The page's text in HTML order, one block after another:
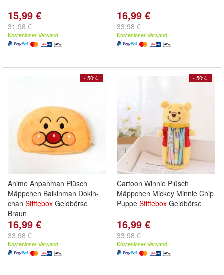
15,99 €
31,98 €
Kostenloser Versand
16,99 €
33,98 €
Kostenloser Versand
- 50%
Anime Anpanman Plüsch
Mäppchen Baikinman Dokin-
chan Stiftebox Geldbörse
Braun
16,99 €
33,98 €
Kostenloser Versand
- 50%
Cartoon Winnie Plüsch
Mäppchen Mickey Minnie Chip
Puppe Stiftebox Geldbörse
16,99 €
33,98 €
Kostenloser Versand